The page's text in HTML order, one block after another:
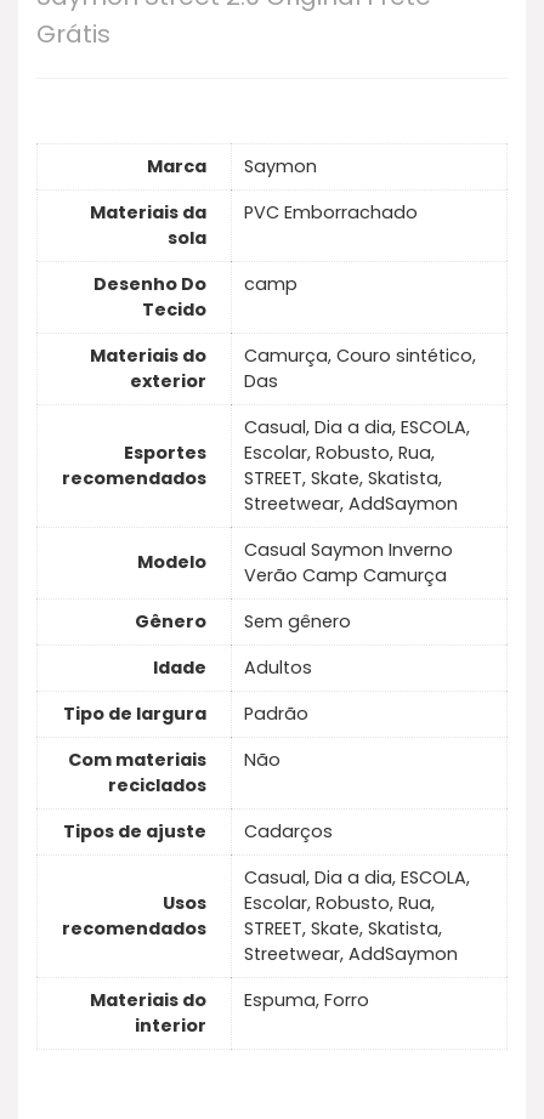
sola em PVC emborrachado para ótima
personalizado, sendo ideal para uso casual e
streetwear.
Grátis
Marca
Saymon
Materiais da
sola
PVC Emborrachado
Desenho Do
Tecido
camp
Materiais do
exterior
Camurça, Couro sintético,
Das
Esportes
recomendados
Casual, Dia a dia, ESCOLA,
Escolar, Robusto, Rua,
STREET, Skate, Skatista,
Streetwear, AddSaymon
Modelo
Casual Saymon Inverno
Verão Camp Camurça
Gênero
Sem gênero
Idade
Adultos
Tipo de largura
Padrão
Com materiais
reciclados
Não
Tipos de ajuste Cadarços
Usos
recomendados
Casual, Dia a dia, ESCOLA,
Escolar, Robusto, Rua,
STREET, Skate, Skatista,
Streetwear, AddSaymon
Materiais do
interior
Espuma, Forro